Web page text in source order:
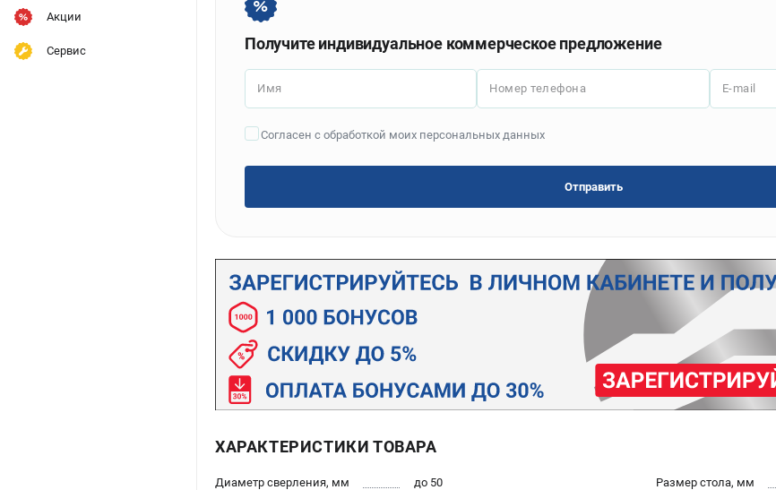
Акции
Сервис Получите индивидуальное коммерческое предложение
Имя Номер телефона E-mail
Согласен с обработкой моих персональных данных
Отправить
ХАРАКТЕРИСТИКИ ТОВАРА
Диаметр сверления, мм
до 50
Размер стола, мм